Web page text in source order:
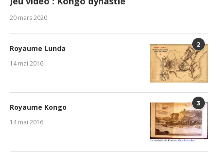
20 mars 2020
2
Royaume Lunda
14 mai 2016
3
Royaume Kongo
14 mai 2016